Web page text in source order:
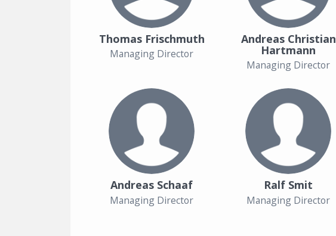
Thomas Frischmuth
Managing Director
Andreas Christian
Hartmann
Managing Director
Andreas Schaaf
Managing Director
Ralf Smit
Managing Director